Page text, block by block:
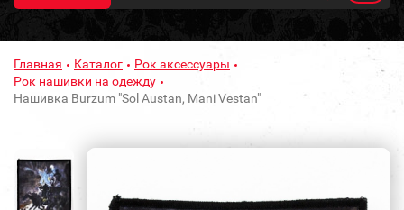
Главная Каталог
Рок аксессуары
Рок нашивки на одежду
Нашивка Burzum "Sol Austan, Mani Vestan"